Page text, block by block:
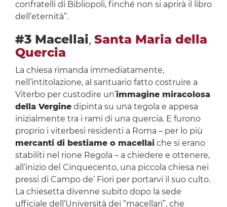
confratelli di Bibliopoli, finché non si aprirà il libro
dell’eternità”.
#3 Macellai, Santa Maria della
Quercia
La chiesa rimanda immediatamente,
nell’intitolazione, al santuario fatto costruire a
Viterbo per custodire un’immagine miracolosa
della Verginedipinta su una tegola e appesa
inizialmente tra i rami di una quercia. E furono
proprio i viterbesi residenti a Roma – per lo più
mercanti di bestiame o macellaiche si erano
stabiliti nel rione Regola – a chiedere e ottenere,
all’inizio del Cinquecento, una piccola chiesa nei
pressi di Campo de’ Fiori per portarvi il suo culto.
La chiesetta divenne subito dopo la sede
ufficiale dell’Università dei “macellari”, che